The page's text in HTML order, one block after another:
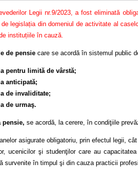
Legii nr.9/2023, a fost eliminată
legislația din domeniul de activitate al
instituțiile în cauză.
de pensie care se acordă în sistemul public
pentru limită de vârstă;
anticipată;
de invaliditate;
de urmaş.
pensie, se acordă, la cerere, în condiţiile
asigurate obligatoriu, prin efectul legii,
ucenicilor şi studenţilor care au
survenite în timpul şi din cauza practicii